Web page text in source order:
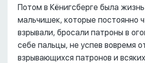
Потом в Кёнигсберге была
мальчишек, которые постоянно
взрывали, бросали патроны в
себе пальцы, не успев вовремя
взрывающихся патронов и